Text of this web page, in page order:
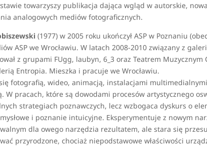
towarzyszy publikacja dająca wgląd w autorskie,
analogowych mediów fotograficznych.
(1977) w 2005 roku ukończył ASP w Poznaniu
ASP we Wrocławiu. W latach 2008-2010 związany z
z grupami FUgg, laubyn, 6_3 oraz Teatrem
Entropia. Mieszka i pracuje we Wrocławiu.
fotografią, wideo, animacją, instalacjami
W pracach, które są dowodami procesów artystycznego
strategiach poznawczych, lecz wzbogaca dyskurs o
i poznanie intuicyjne. Eksperymentuje z nowym
dla owego narzędzia rezultatem, ale stara się
przyrodzone, chociaż niepodstawowe właściwości